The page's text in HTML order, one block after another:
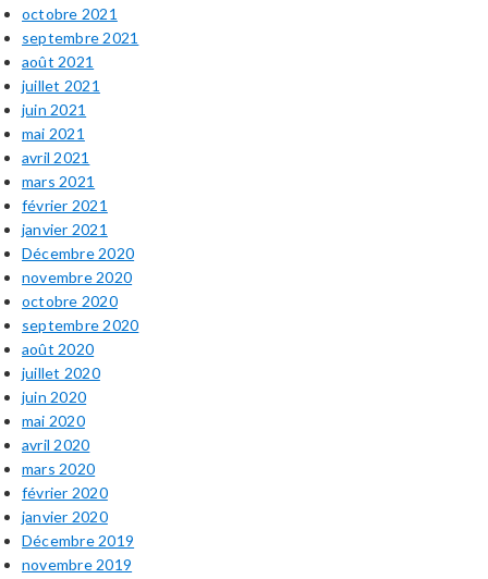
octobre 2021
septembre 2021
août 2021
juillet 2021
juin 2021
mai 2021
avril 2021
mars 2021
février 2021
janvier 2021
Décembre 2020
novembre 2020
octobre 2020
septembre 2020
août 2020
juillet 2020
juin 2020
mai 2020
avril 2020
mars 2020
février 2020
janvier 2020
Décembre 2019
novembre 2019